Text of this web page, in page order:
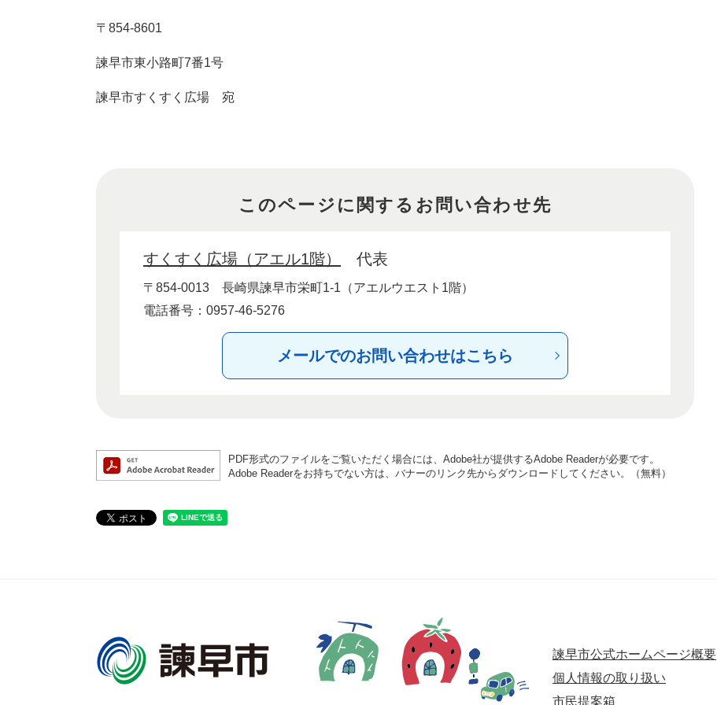
〒854-8601
諫早市東小路町7番1号
諫早市すくすく広場 宛
このページに関するお問い合わせ先
すくすく広場（アエル1階） 代表
〒854-0013
長崎県諫早市栄町1-1（アエルウエスト1階）
電話番号：0957-46-5276
メールでのお問い合わせはこちら
PDF形式のファイルをご覧いただく場合には、Adobe社が提供するAdobe Readerが必要です。
Adobe Readerをお持ちでない方は、バナーのリンク先からダウンロードしてください。（無料）
諫早市公式ホームページ概要
個人情報の取り扱い
市民提案箱